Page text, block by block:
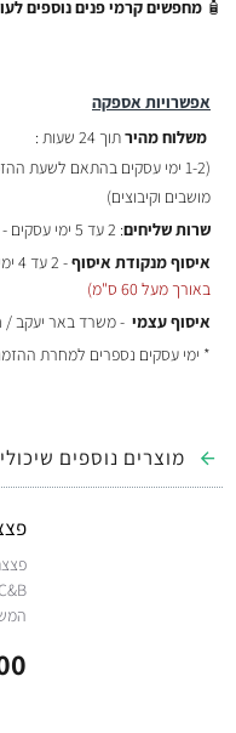
אפשרויות אספקה
משלוח מהירתוך 24 שעות :
(1-2 ימי עסקים בהתאם לשעת ההזמנה)
מושבים וקיבוצים)
שרות שליחים: 2 עד 5 ימי עסקים - ₪29
איסוף מנקודת איסוף- 2 עד 4 ימי עסקים - ₪20
באורך מעל 60 ס"מ)
איסוף עצמי - משרד באר יעקב / חנות תל
* ימי עסקים נספרים למחרת
מוצרים נוספים
🧴 מחפשים קרמי פנים נוספים